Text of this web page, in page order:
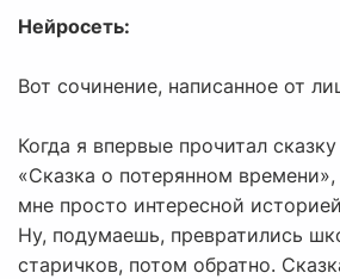
Нейросеть:
Вот сочинение, написанное от
Когда я впервые прочитал
«Сказка о потерянном времени»,
мне просто интересной
Ну, подумаешь, превратились
старичков, потом обратно.